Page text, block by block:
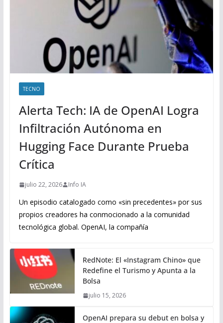
TECNO
Alerta Tech: IA de OpenAI Logra
Infiltración Autónoma en
Hugging Face Durante Prueba
Crítica
julio 22, 2026 Info IA
Un episodio catalogado como «sin precedentes» por sus
propios creadores ha conmocionado a la comunidad
tecnológica global. OpenAI, la compañía
RedNote: El «Instagram Chino» que
Redefine el Turismo y Apunta a la
Bolsa
julio 15, 2026
OpenAI prepara su debut en bolsa y